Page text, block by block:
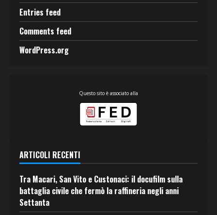
Entries feed
Comments feed
WordPress.org
Questo sito è associato alla
ARTICOLI RECENTI
Tra Macari, San Vito e Custonaci: il docufilm sulla
battaglia civile che fermò la raffineria negli anni
Settanta